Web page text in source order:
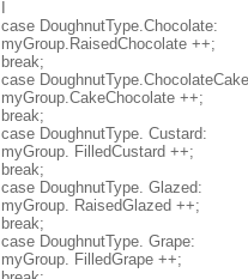
case DoughnutType.Chocolate:
myGroup.RaisedChocolate ++;
break;
case
myGroup.CakeChocolate ++;
break;
case DoughnutType. Custard:
myGroup. FilledCustard ++;
break;
case DoughnutType. Glazed:
myGroup. RaisedGlazed ++;
break;
case DoughnutType. Grape:
myGroup. FilledGrape ++;